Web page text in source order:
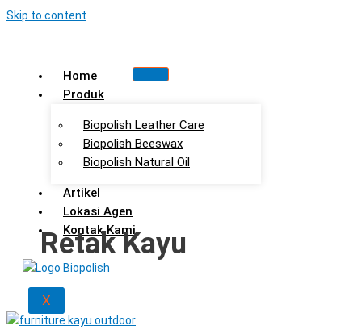
Skip to content
Home
Produk
Biopolish Leather Care
Biopolish Beeswax
Biopolish Natural Oil
Artikel
Lokasi Agen
Kontak Kami
X
Retak Kayu